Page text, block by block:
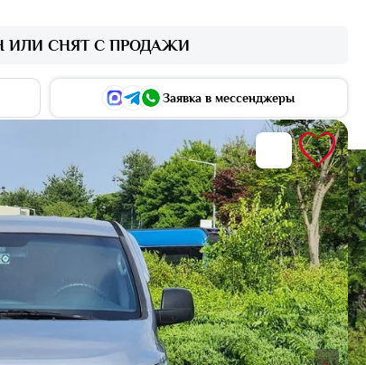
ИЛИ СНЯТ С ПРОДАЖИ
Заявка в мессенджеры